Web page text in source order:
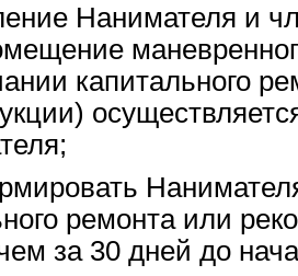
Нанимателя и
капитального
ремонта или
за 30 дней до